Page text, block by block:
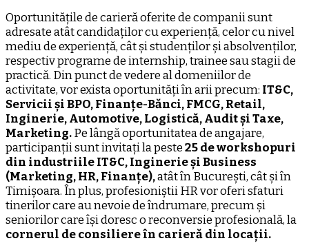
Oportunitățile de carieră oferite de companii sunt
adresate atât candidaților cu experiență, celor cu nivel
mediu de experiență, cât și studenților și absolvenților,
respectiv programe de internship, trainee sau stagii de
practică. Din punct de vedere al domeniilor de
activitate, vor exista oportunități în arii precum: IT&C,
Servicii și BPO, Finanțe-Bănci, FMCG, Retail,
Inginerie, Automotive, Logistică, Audit și Taxe,
Marketing.Pe lângă oportunitatea de angajare,
participanții sunt invitați la peste25 de workshopuri
din industriile IT&C, Inginerie și Business
(Marketing, HR, Finanțe),atât în București, cât și în
Timișoara. În plus, profesioniștii HR vor oferi sfaturi
tinerilor care au nevoie de îndrumare, precum și
seniorilor care își doresc o reconversie profesională, la
cornerul de consiliere în carieră din locații.